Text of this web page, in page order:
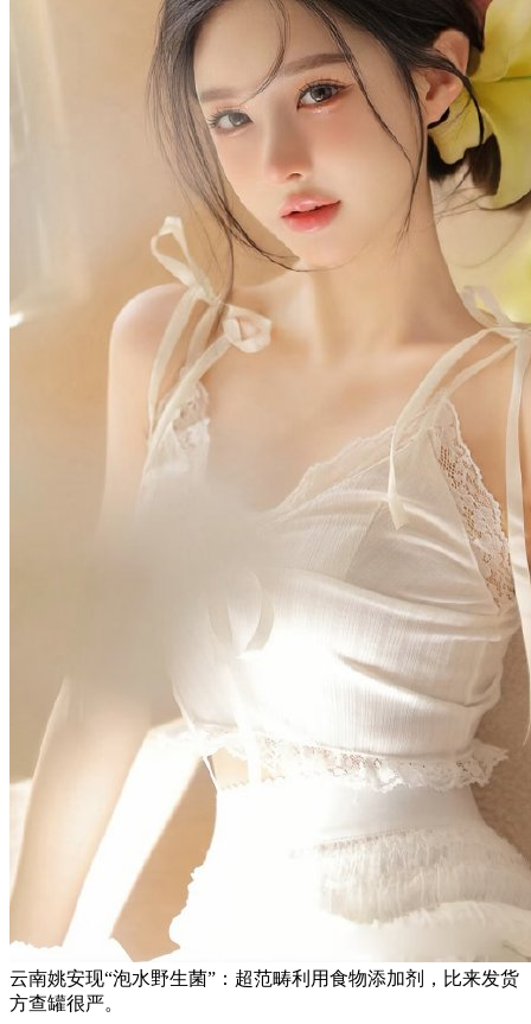
云南姚安现“泡水野生菌”：超范畴利用食物添加剂，比来发货
方查罐很严。